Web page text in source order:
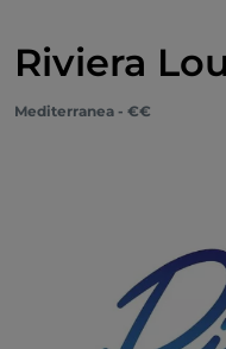
Riviera
Mediterranea - €€